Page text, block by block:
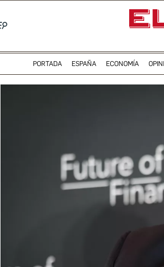
PORTADA ESPAÑA ECONOMÍA